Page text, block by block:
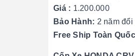
Giá : 1.200.000
Bảo Hành: 2 năm
Free Ship Toàn Quốc